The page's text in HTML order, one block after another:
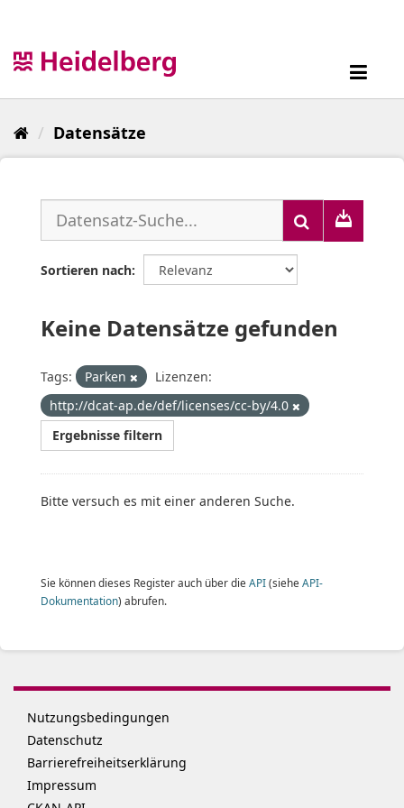
Datensätze
Sortieren nach
Keine Datensätze gefunden
Tags: Parken
Lizenzen:
http://dcat-ap.de/def/licenses/cc-by/4.0
Ergebnisse filtern
Bitte versuch es mit einer anderen Suche.
Sie können dieses Register auch über die API(siehe API-
Dokumentation) abrufen.
Nutzungsbedingungen
Datenschutz
Barrierefreiheitserklärung
Impressum